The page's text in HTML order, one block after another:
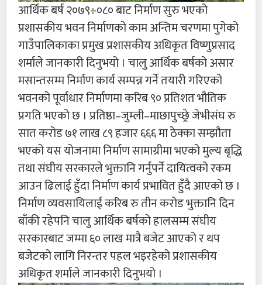
आर्थिक बर्ष २०७९÷०८० बाट निर्माण सुरु भएको
प्रशासकीय भवन निर्माणको काम अन्तिम चरणमा पुगेको
गाउँपालिकाका प्रमुख प्रशासकीय अधिकृत विष्णुप्रसाद
शर्माले जानकारी दिनुभयो । चालु आर्थिक बर्षको असार
मसान्तसम्म निर्माण कार्य सम्पन्न गर्ने तयारी गरिएको
भवनको पूर्वाधार निर्माणमा करिब ९० प्रतिशत भौतिक
प्रगति भएको छ । प्रतिष्ठा–जुम्ली–माछापुच्छ्रे जेभीसंघ रु
सात करोड ७१ लाख ८९ हजार ६६६ मा ठेक्का सम्झौता
भएको यस योजनामा निर्माण सामाग्रीमा भएको मुल्य बृद्धि
तथा संघीय सरकारले भुक्तानि गर्नुपर्ने दायित्वको रकम
आउन ढिलाई हुँदा निर्माण कार्य प्रभावित हुँदै आएको छ ।
निर्माण व्यवसायिलाई करिब रु तीन करोड भुक्तानि दिन
बाँकी रहेपनि चालु आर्थिक बर्षको हालसम्म संघीय
सरकारबाट जम्मा ६० लाख मात्रै बजेट आएको र थप
बजेटको लागि निरन्तर पहल भइरहेको प्रशासकीय
अधिकृत शर्माले जानकारी दिनुभयो ।